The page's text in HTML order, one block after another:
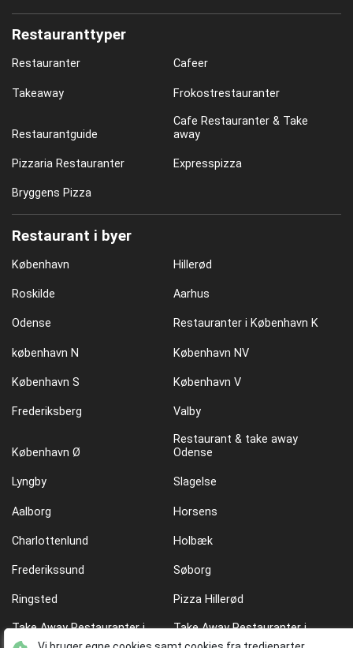
Restauranttyper
Restauranter Cafeer
Takeaway Frokostrestauranter
Restaurantguide
Cafe Restauranter & Take
away
Pizzaria Restauranter Expresspizza
Bryggens Pizza
Restaurant i byer
København Hillerød
Roskilde Aarhus
Odense Restauranter i København K
københavn N København NV
København S København V
Frederiksberg Valby
København Ø
Restaurant & take away
Odense
Lyngby Slagelse
Aalborg Horsens
Charlottenlund Holbæk
Frederikssund Søborg
Ringsted Pizza Hillerød
Take Away Restauranter i
København Ø
Take Away Restauranter i
København N